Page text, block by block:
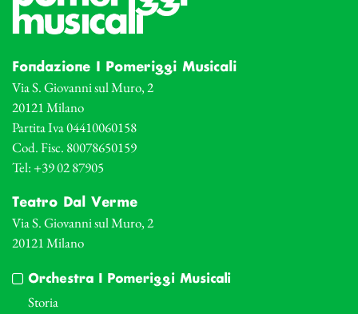
Fondazione I Pomeriggi Musicali
Via S. Giovanni sul Muro, 2
20121 Milano
Partita Iva 04410060158
Cod. Fisc. 80078650159
Tel: +39 02 87905
Teatro Dal Verme
Via S. Giovanni sul Muro, 2
20121 Milano
Orchestra I Pomeriggi Musicali
Storia